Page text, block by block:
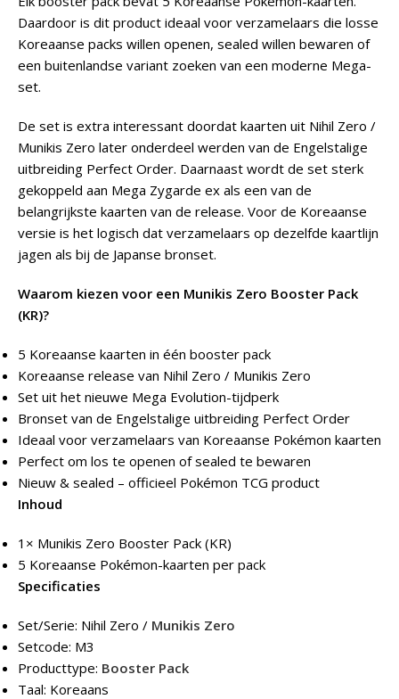
Daardoor is dit product ideaal voor verzamelaars die losse
Koreaanse packs willen openen, sealed willen bewaren of
een buitenlandse variant zoeken van een moderne Mega-
set.
De set is extra interessant doordat kaarten uit Nihil Zero /
Munikis Zero later onderdeel werden van de Engelstalige
uitbreiding Perfect Order. Daarnaast wordt de set sterk
gekoppeld aan Mega Zygarde ex als een van de
belangrijkste kaarten van de release. Voor de Koreaanse
versie is het logisch dat verzamelaars op dezelfde kaartlijn
jagen als bij de Japanse bronset.
Waarom kiezen voor een Munikis Zero Booster Pack
(KR)?
5 Koreaanse kaarten in één booster pack
Koreaanse release van Nihil Zero / Munikis Zero
Set uit het nieuwe Mega Evolution-tijdperk
Bronset van de Engelstalige uitbreiding Perfect Order
Ideaal voor verzamelaars van Koreaanse Pokémon kaarten
Perfect om los te openen of sealed te bewaren
Nieuw & sealed – officieel Pokémon TCG product
Inhoud
1× Munikis Zero Booster Pack (KR)
5 Koreaanse Pokémon-kaarten per pack
Specificaties
Set/Serie: Nihil Zero / Munikis Zero
Setcode: M3
Producttype: Booster Pack
Taal: Koreaans